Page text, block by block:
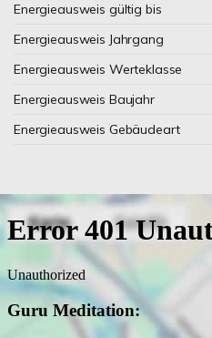
Energieausweis gültig bis
Energieausweis Jahrgang
Energieausweis Werteklasse
Energieausweis Baujahr
Energieausweis Gebäudeart